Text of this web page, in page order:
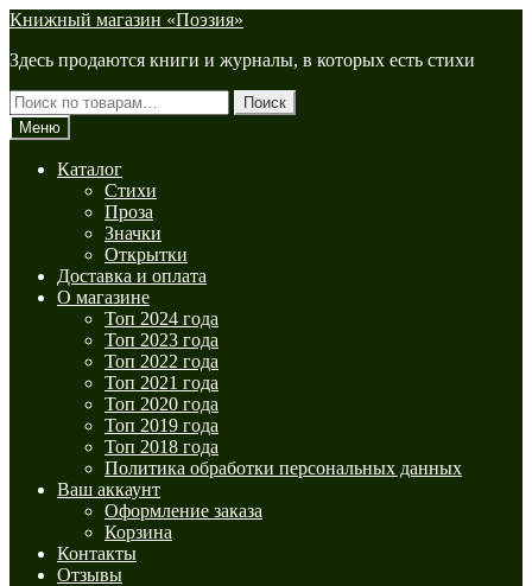
Перейти
навигации
Перейти
содержимому
Книжный магазин «Поэзия»
Здесь продаются книги и журналы, в которых есть стихи
Искать:
Поиск
Меню
Каталог
Стихи
Проза
Значки
Открытки
Доставка и оплата
О магазине
Топ 2024 года
Топ 2023 года
Топ 2022 года
Топ 2021 года
Топ 2020 года
Топ 2019 года
Топ 2018 года
Политика обработки персональных данных
Ваш аккаунт
Оформление заказа
Корзина
Контакты
Отзывы